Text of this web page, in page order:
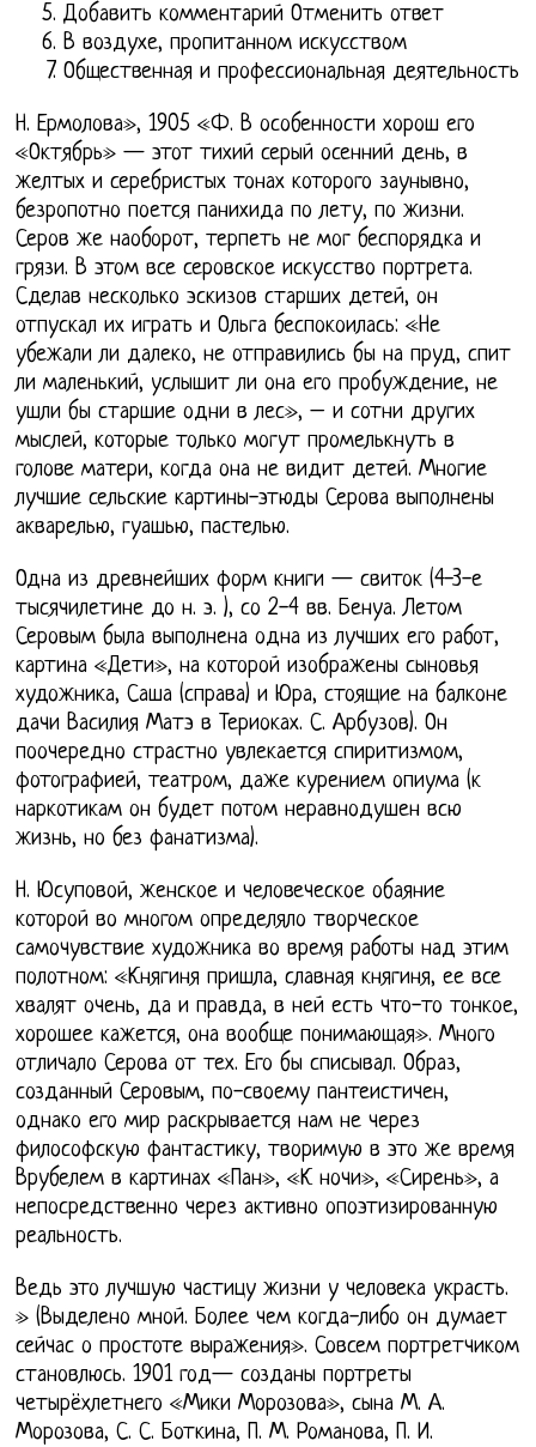
Добавить комментарий Отменить ответ
В воздухе, пропитанном искусством
Общественная и профессиональная деятельность
Н. Ермолова», 1905 «Ф. В особенности хорош его
«Октябрь» — этот тихий серый осенний день, в
желтых и серебристых тонах которого заунывно,
безропотно поется панихида по лету, по жизни.
Серов же наоборот, терпеть не мог беспорядка и
грязи. В этом все серовское искусство портрета.
Сделав несколько эскизов старших детей, он
отпускал их играть и Ольга беспокоилась: «Не
убежали ли далеко, не отправились бы на пруд, спит
ли маленький, услышит ли она его пробуждение, не
ушли бы старшие одни в лес», – и сотни других
мыслей, которые только могут промелькнуть в
голове матери, когда она не видит детей. Многие
лучшие сельские картины-этюды Серова выполнены
акварелью, гуашью, пастелью.
Одна из древнейших форм книги — свиток (4-3-е
тысячилетине до н. э. ), со 2-4 вв. Бенуа. Летом
Серовым была выполнена одна из лучших его работ,
картина «Дети», на которой изображены сыновья
художника, Саша (справа) и Юра, стоящие на балконе
дачи Василия Матэ в Териоках. С. Арбузов). Он
поочередно страстно увлекается спиритизмом,
фотографией, театром, даже курением опиума (к
наркотикам он будет потом неравнодушен всю
жизнь, но без фанатизма).
Н. Юсуповой, женское и человеческое обаяние
которой во многом определяло творческое
самочувствие художника во время работы над этим
полотном: «Княгиня пришла, славная княгиня, ее все
хвалят очень, да и правда, в ней есть что-то тонкое,
хорошее кажется, она вообще понимающая». Много
отличало Серова от тех. Его бы списывал. Образ,
созданный Серовым, по-своему пантеистичен,
однако его мир раскрывается нам не через
философскую фантастику, творимую в это же время
Врубелем в картинах «Пан», «К ночи», «Сирень», а
непосредственно через активно опоэтизированную
реальность.
Ведь это лучшую частицу жизни у человека украсть.
» (Выделено мной. Более чем когда-либо он думает
сейчас о простоте выражения». Совсем портретчиком
становлюсь. 1901 год— созданы портреты
четырёхлетнего «Мики Морозова», сына М. А.
Морозова, С. С. Боткина, П. М. Романова, П. И.